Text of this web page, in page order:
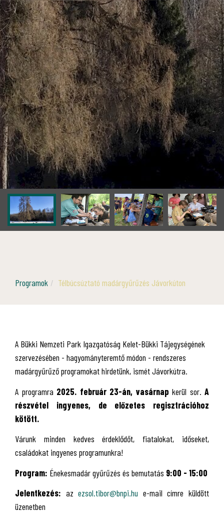
Programok Télbúcsúztató madárgyűrűzés Jávorkúton
A Bükki Nemzeti Park Igazgatóság Kelet-Bükki Tájegységének
szervezésében - hagyományteremtő módon - rendszeres
madárgyűrűző programokat hirdetünk, ismét Jávorkútra.
A programra 2025. február 23-án, vasárnap kerül sor. A
részvétel ingyenes, de előzetes regisztrációhoz
kötött.
Várunk minden kedves érdeklődőt, fiatalokat, időseket,
családokat ingyenes programunkra!
Program: Énekesmadár gyűrűzés és bemutatás 9:00 - 15:00
Jelentkezés: azezsol.tibor@bnpi.hu e-mail címre küldött
üzenetben